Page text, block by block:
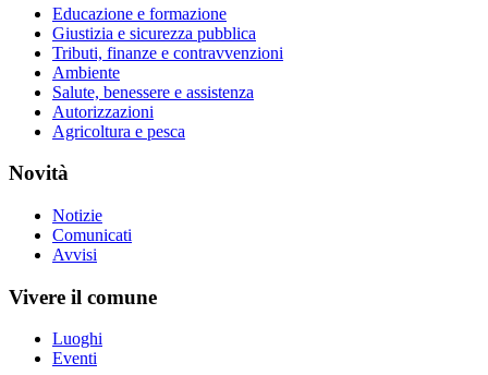
Educazione e formazione
Giustizia e sicurezza pubblica
Tributi, finanze e contravvenzioni
Ambiente
Salute, benessere e assistenza
Autorizzazioni
Agricoltura e pesca
Novità
Notizie
Comunicati
Avvisi
Vivere il comune
Luoghi
Eventi